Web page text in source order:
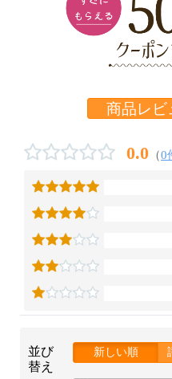
商品レビ
0.0 （0
並び
替え
新しい順